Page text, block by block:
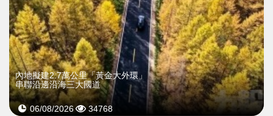
內地擬建2.7萬公里「黃金大外環」
串聯沿邊沿海三大國道
06/08/2026 34768